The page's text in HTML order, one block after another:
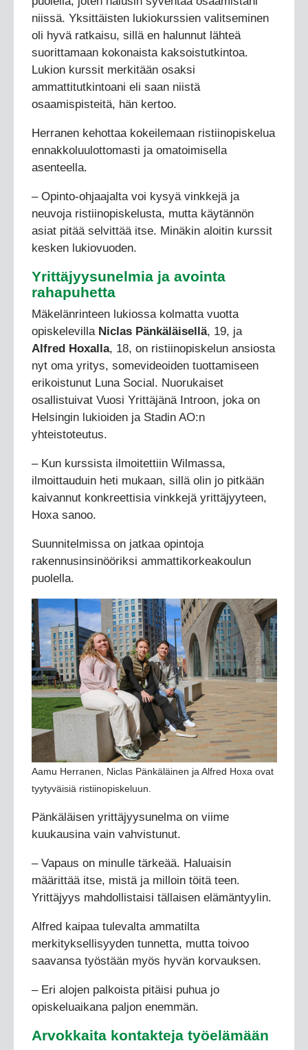
niissä. Yksittäisten lukiokurssien valitseminen
oli hyvä ratkaisu, sillä en halunnut lähteä
suorittamaan kokonaista kaksoistutkintoa.
Lukion kurssit merkitään osaksi
ammattitutkintoani eli saan niistä
osaamispisteitä, hän kertoo.
Herranen kehottaa kokeilemaan ristiinopiskelua
ennakkoluulottomasti ja omatoimisella
asenteella.
– Opinto-ohjaajalta voi kysyä vinkkejä ja
neuvoja ristiinopiskelusta, mutta käytännön
asiat pitää selvittää itse. Minäkin aloitin kurssit
kesken lukiovuoden.
Yrittäjyysunelmia ja avointa
rahapuhetta
Mäkelänrinteen lukiossa kolmatta vuotta
opiskelevilla Niclas Pänkäläisellä, 19, ja
Alfred Hoxalla, 18, on ristiinopiskelun ansiosta
nyt oma yritys, somevideoiden tuottamiseen
erikoistunut Luna Social. Nuorukaiset
osallistuivat Vuosi Yrittäjänä Introon, joka on
Helsingin lukioiden ja Stadin AO:n
yhteistoteutus.
– Kun kurssista ilmoitettiin Wilmassa,
ilmoittauduin heti mukaan, sillä olin jo pitkään
kaivannut konkreettisia vinkkejä yrittäjyyteen,
Hoxa sanoo.
Suunnitelmissa on jatkaa opintoja
rakennusinsinööriksi ammattikorkeakoulun
puolella.
Aamu Herranen, Niclas Pänkäläinen ja Alfred Hoxa ovat
tyytyväisiä ristiinopiskeluun.
Pänkäläisen yrittäjyysunelma on viime
kuukausina vain vahvistunut.
– Vapaus on minulle tärkeää. Haluaisin
määrittää itse, mistä ja milloin töitä teen.
Yrittäjyys mahdollistaisi tällaisen elämäntyylin.
Alfred kaipaa tulevalta ammatilta
merkityksellisyyden tunnetta, mutta toivoo
saavansa työstään myös hyvän korvauksen.
– Eri alojen palkoista pitäisi puhua jo
opiskeluaikana paljon enemmän.
Arvokkaita kontakteja työelämään